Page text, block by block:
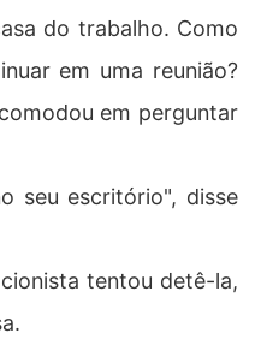
do trabalho. Como
em uma reunião?
em perguntar
seu escritório", disse
tentou detê-la,